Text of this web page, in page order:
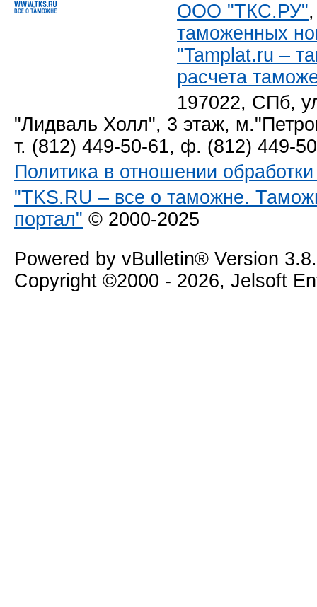
ООО "ТКС.РУ"
таможенных
"Tamplat.ru –
расчета
197022, СПб,
"Лидваль Холл", 3 этаж,
т. (812) 449-50-61, ф. (812) 449-
Политика в отношении
"TKS.RU – все о таможне.
портал" © 2000-2025
Powered by vBulletin® Version
Copyright ©2000 - 2026, Jelsoft